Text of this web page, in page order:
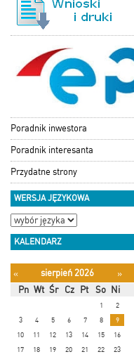
Poradnik inwestora
Poradnik interesanta
Przydatne strony
WERSJA JĘZYKOWA
KALENDARZ
« sierpień 2026
»
Pn Wt Śr Cz Pt So Ni
1
2
3
4 5 6 7 8
9
10
11 12 13 14 15
16
17
18 19 20 21 22 23